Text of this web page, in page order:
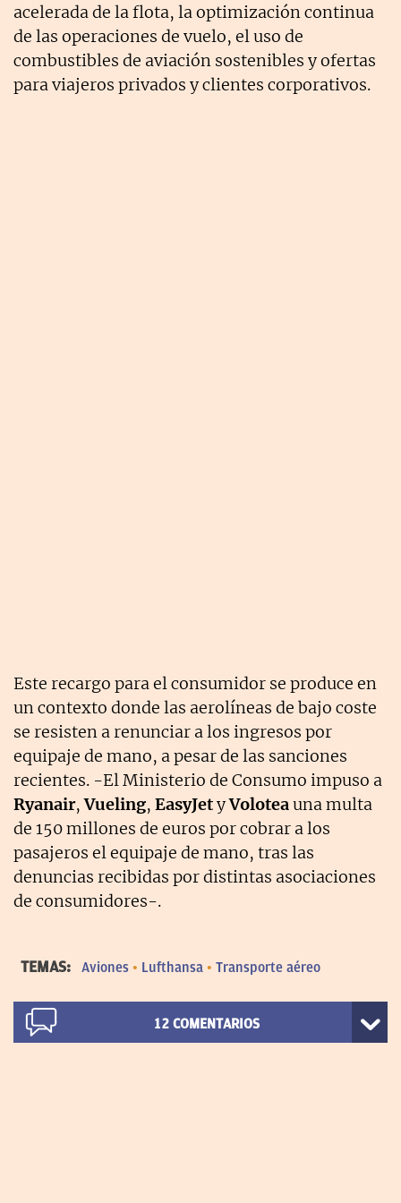
acelerada de la flota, la optimización continua
de las operaciones de vuelo, el uso de
combustibles de aviación sostenibles y ofertas
para viajeros privados y clientes corporativos.
Este recargo para el consumidor se produce en
un contexto donde las aerolíneas de bajo coste
se resisten a renunciar a los ingresos por
equipaje de mano, a pesar de las sanciones
recientes. -El Ministerio de Consumo impuso a
Ryanair,Vueling, EasyJetyVoloteauna multa
de 150 millones de euros por cobrar a los
pasajeros el equipaje de mano, tras las
denuncias recibidas por distintas asociaciones
de consumidores-.
TEMAS: Aviones Lufthansa Transporte aéreo
12 COMENTARIOS